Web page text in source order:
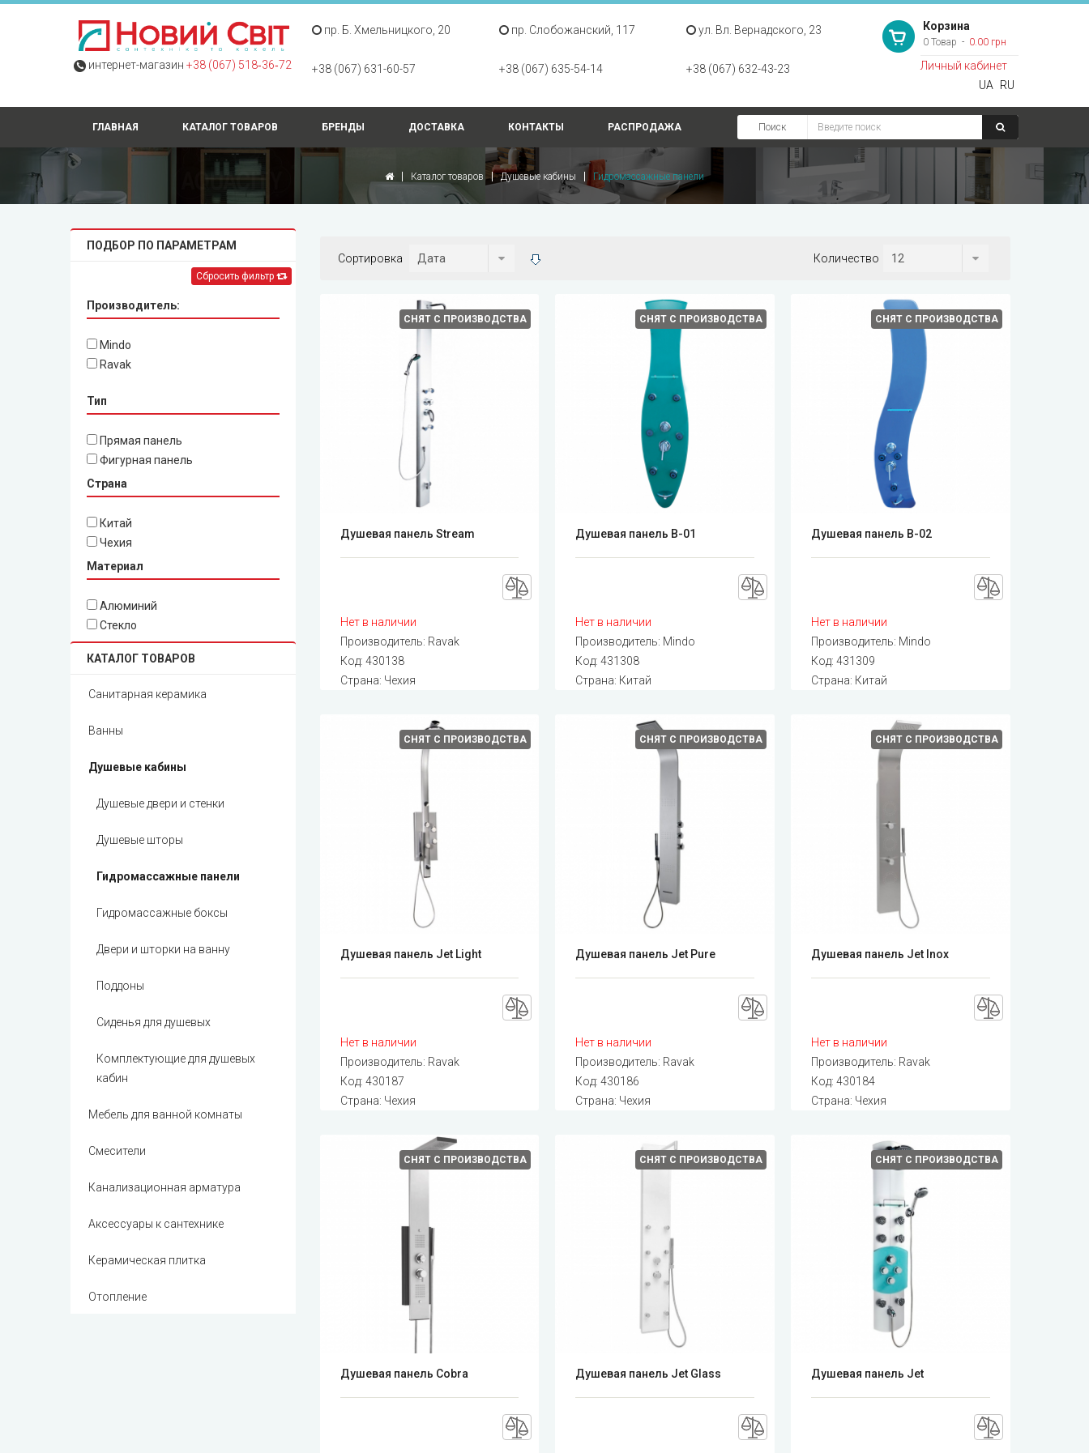
интернет-магазин+38 (067) 518‑36‑72
пр. Б. Хмельницкого, 20
+38 (067) 631-60-57
пр. Слобожанский, 117
+38 (067) 635-54-14
ул. Вл. Вернадского, 23
+38 (067) 632-43-23
Корзина
0 Товар 0.00 грн
Личный кабинет
UA
RU
ГЛАВНАЯ КАТАЛОГ ТОВАРОВ БРЕНДЫ ДОСТАВКА КОНТАКТЫ РАСПРОДАЖА Поиск
Каталог товаров Душевые кабины Гидромассажные панели
ПОДБОР ПО ПАРАМЕТРАМ
Сбросить фильтр
Производитель:
Mindo
Ravak
Тип
Прямая панель
Фигурная панель
Страна
Китай
Чехия
Материал
Алюминий
Стекло
КАТАЛОГ ТОВАРОВ
Санитарная керамика
Ванны
Душевые кабины
Душевые двери и стенки
Душевые шторы
Гидромассажные панели
Гидромассажные боксы
Двери и шторки на ванну
Поддоны
Сиденья для душевых
Комплектующие для душевых
кабин
Мебель для ванной комнаты
Смесители
Канализационная арматура
Аксессуары к сантехнике
Керамическая плитка
Отопление
Сортировка Количество
СНЯТ С ПРОИЗВОДСТВА
Душевая панель Stream
Нет в наличии
Производитель: Ravak
Код: 430138
Страна: Чехия
СНЯТ С ПРОИЗВОДСТВА
Душевая панель B-01
Нет в наличии
Производитель: Mindo
Код:431308
Страна: Китай
СНЯТ С ПРОИЗВОДСТВА
Душевая панель B-02
Нет в наличии
Производитель: Mindo
Код:431309
Страна: Китай
СНЯТ С ПРОИЗВОДСТВА
Душевая панель Jet Light
Нет в наличии
Производитель: Ravak
Код: 430187
Страна: Чехия
СНЯТ С ПРОИЗВОДСТВА
Душевая панель Jet Pure
Нет в наличии
Производитель: Ravak
Код:430186
Страна: Чехия
СНЯТ С ПРОИЗВОДСТВА
Душевая панель Jet Inox
Нет в наличии
Производитель: Ravak
Код:430184
Страна: Чехия
СНЯТ С ПРОИЗВОДСТВА
Душевая панель Cobra
СНЯТ С ПРОИЗВОДСТВА
Душевая панель Jet Glass
СНЯТ С ПРОИЗВОДСТВА
Душевая панель Jet